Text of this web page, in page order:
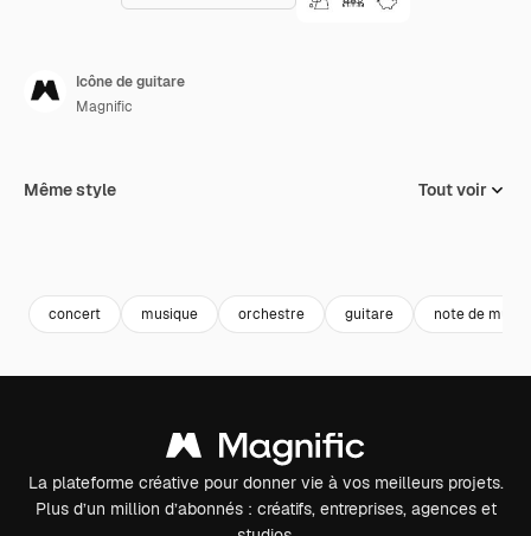
Icône de guitare
Magnific
Même style Tout voir
concert musique orchestre guitare note de
La plateforme créative pour donner vie à vos meilleurs projets.
Plus d’un million d’abonnés : créatifs, entreprises, agences et